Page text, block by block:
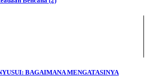
BAGAIMANA MENGATASINYA